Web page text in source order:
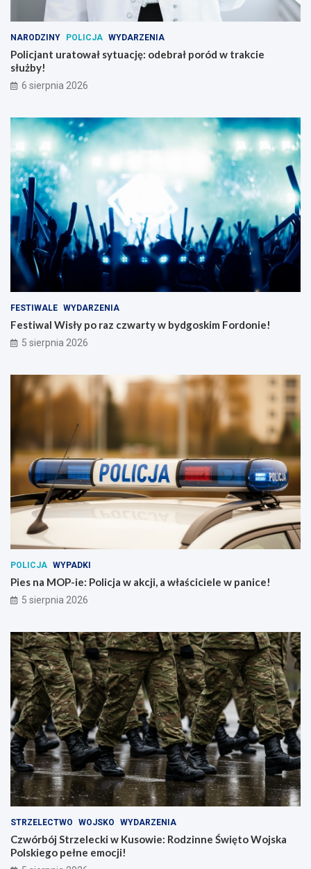
NARODZINY POLICJA WYDARZENIA
Policjant uratował sytuację: odebrał poród w trakcie
służby!
6 sierpnia 2026
FESTIWALE WYDARZENIA
Festiwal Wisły po raz czwarty w bydgoskim Fordonie!
5 sierpnia 2026
POLICJA WYPADKI
Pies na MOP-ie: Policja w akcji, a właściciele w panice!
5 sierpnia 2026
STRZELECTWO WOJSKO WYDARZENIA
Czwórbój Strzelecki w Kusowie: Rodzinne Święto Wojska
Polskiego pełne emocji!